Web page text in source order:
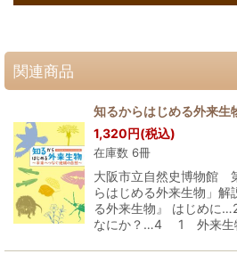
関連商品
知るからはじめる外来生
1,320円(税込)
在庫数 6冊
大阪市立自然史博物館
らはじめる外来生物」解
る外来生物』 はじめに
なにか？…4 1 外来